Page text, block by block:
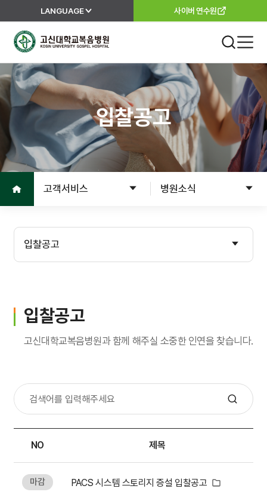
LANGUAGE 사이버 연수원
진료 안내
이용안내
병원소개
외래진료
진료안내
진료절차
진료의뢰서
입원준비
진료비 하이패스
신청방법
입찰공고
고객서비스 병원소식
입찰공고
입찰공고
고신대학교복음병원과 함께 해주실 소중한 인연을 찾습니다.
NO 제목
마감 PACS 시스템 스토리지 증설 입찰공고